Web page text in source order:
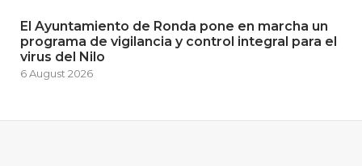
El Ayuntamiento de Ronda pone en marcha un
programa de vigilancia y control integral para el
virus del Nilo
6 August 2026